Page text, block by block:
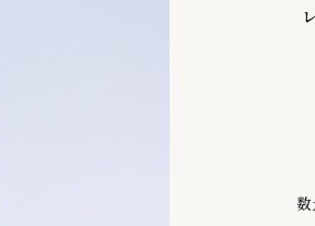
数